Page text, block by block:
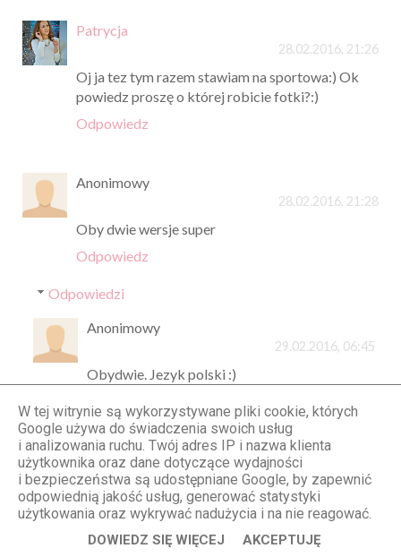
Patrycja
28.02.2016, 21:26
Oj ja tez tym razem stawiam na sportowa:) Ok
powiedz proszę o której robicie fotki?:)
Odpowiedz
Anonimowy
28.02.2016, 21:28
Oby dwie wersje super
Odpowiedz
Odpowiedzi
Anonimowy
29.02.2016, 06:45
Obydwie. Jezyk polski :)
Odpowiedz
Anonimowy
28.02.2016, 21:30
tak nawiasem, stradivarius czy bershka powinny
Cię wynająć jako modelkę, bo patrząc na Ciebie,
W tej witrynie są wykorzystywane pliki cookie, których
Google używa do świadczenia swoich usług
i analizowania ruchu. Twój adres IP i nazwa klienta
użytkownika oraz dane dotyczące wydajności
i bezpieczeństwa są udostępniane Google, by zapewnić
odpowiednią jakość usług, generować statystyki
użytkowania oraz wykrywać nadużycia i na nie reagować.
DOWIEDZ SIĘ WIĘCEJ AKCEPTUJĘ